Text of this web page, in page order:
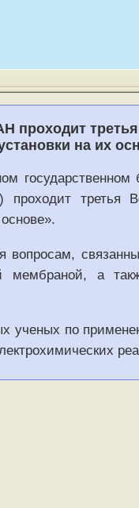
проходит
на их
государственном
третья
вопросам,
а
по